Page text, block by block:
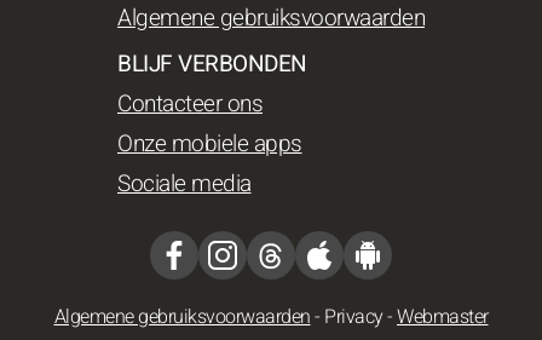
Algemene gebruiksvoorwaarden
BLIJF VERBONDEN
Contacteer ons
Onze mobiele apps
Sociale media
Algemene gebruiksvoorwaarden- Privacy-Webmaster